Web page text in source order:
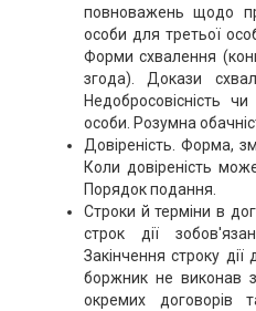
повноважень щодо
особи для третьої
Форми схвалення
згода). Докази
Недобросовісність
особи. Розумна
Довіреність. Форма,
Коли довіреність
Порядок подання.
Строки й терміни в
строк дії
Закінчення строку
боржник не виконав
окремих договорів